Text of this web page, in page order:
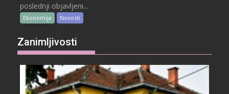
poslednji objavljeni...
Ekonomija Novosti
Zanimljivosti